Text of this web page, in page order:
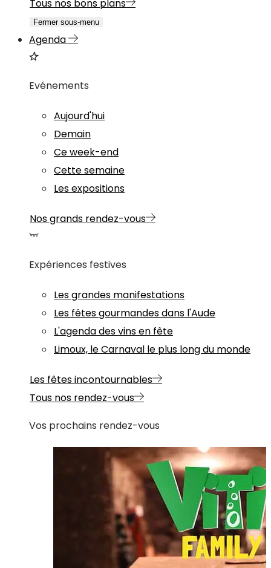
Tous nos bons plans
Fermer sous-menu
Agenda
Evénements
Aujourd'hui
Demain
Ce week-end
Cette semaine
Les expositions
Nos grands rendez-vous
Expériences festives
Les grandes manifestations
Les fêtes gourmandes dans l'Aude
L'agenda des vins en fête
Limoux, le Carnaval le plus long du monde
Les fêtes incontournables
Tous nos rendez-vous
Vos prochains rendez-vous